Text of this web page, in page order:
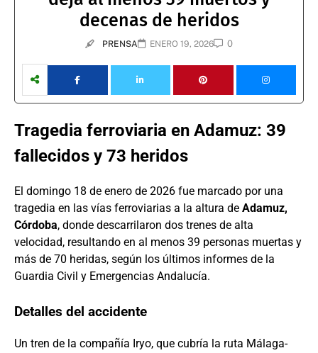
decenas de heridos
PRENSA ENERO 19, 2026 0
Tragedia ferroviaria en Adamuz: 39
fallecidos y 73 heridos
El domingo 18 de enero de 2026 fue marcado por una
tragedia en las vías ferroviarias a la altura de Adamuz,
Córdoba, donde descarrilaron dos trenes de alta
velocidad, resultando en al menos 39 personas muertas y
más de 70 heridas, según los últimos informes de la
Guardia Civil y Emergencias Andalucía.
Detalles del accidente
Un tren de la compañía Iryo, que cubría la ruta Málaga-